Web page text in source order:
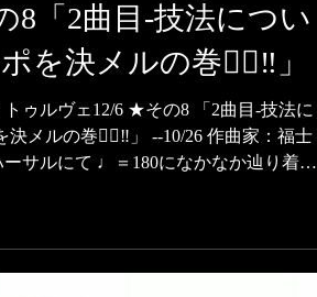
8「2曲目-技法につい
を決メルの巻🏃‍♀️‼️」
ゥルヴェ12/6 ★その8 「2曲目-技法に
決メルの巻🏃‍♀️‼️」 --10/26 作曲家：福士
ーサルにて ♩＝180になかなか辿り着か